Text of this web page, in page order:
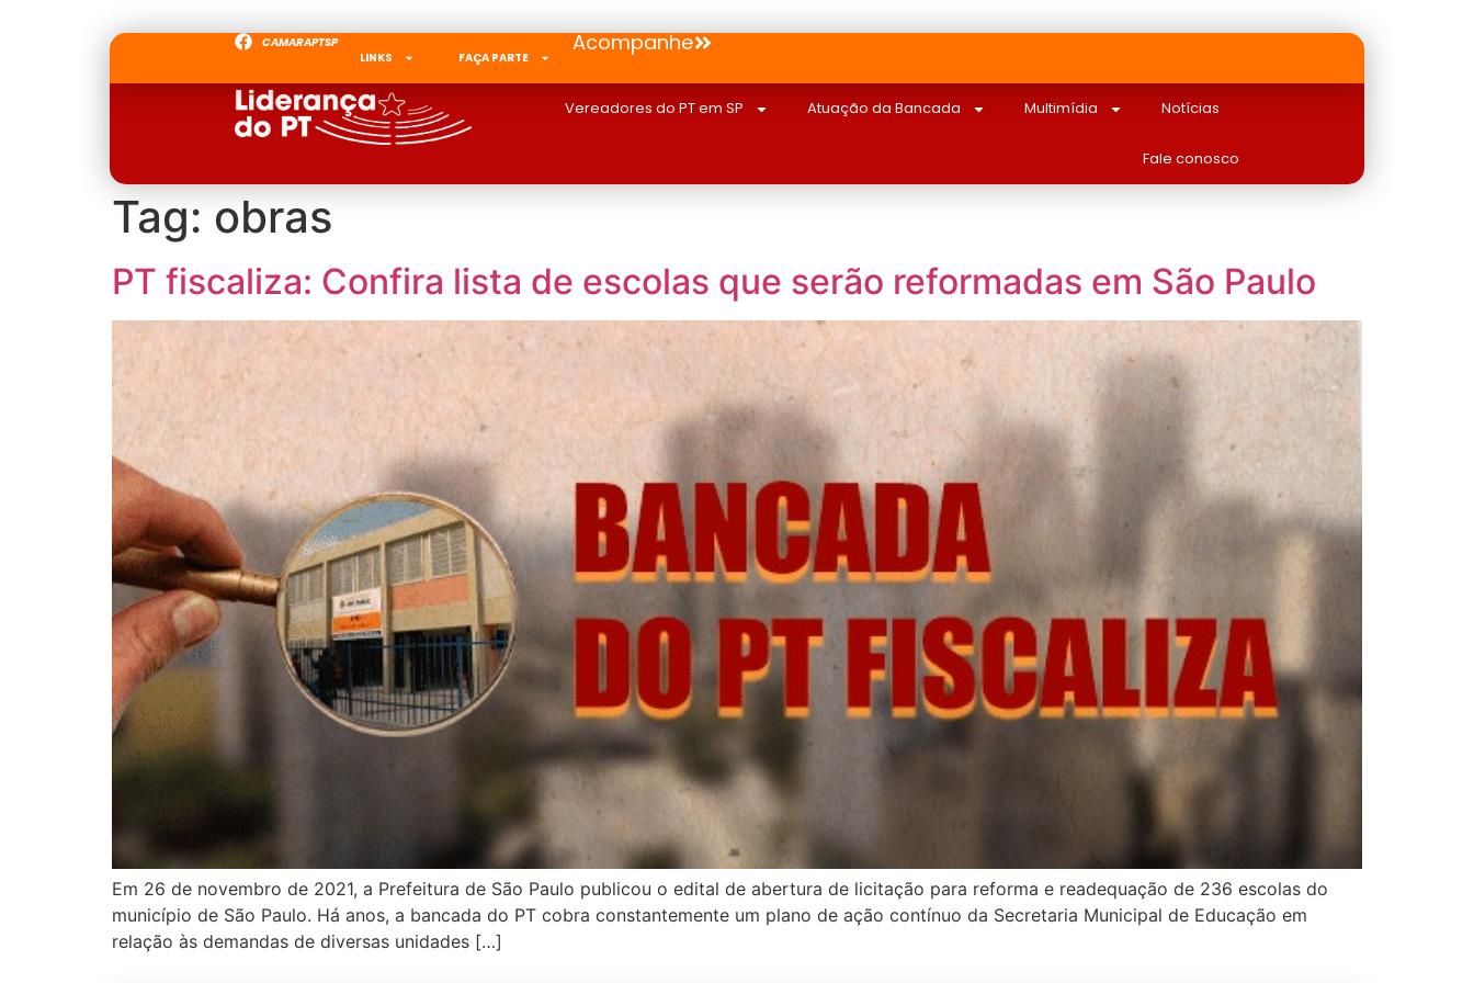
CAMARAPTSP
LINKS
FAÇA PARTE
Acompanhe
Vereadores do PT em SP Atuação da Bancada Multimídia Notícias
Fale conosco
Tag: obras
PT fiscaliza: Confira lista de escolas que serão reformadas em São Paulo
Em 26 de novembro de 2021, a Prefeitura de São Paulo publicou o edital de abertura de licitação para reforma e readequação de 236 escolas do
município de São Paulo. Há anos, a bancada do PT cobra constantemente um plano de ação contínuo da Secretaria Municipal de Educação em
relação às demandas de diversas unidades […]